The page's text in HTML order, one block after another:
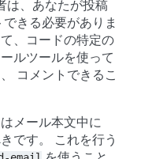
は、あなたが投稿
きる必要がありま
、コードの特定の
ルツールを使って
コメントできるこ
メール本文中に
です。 これを行う